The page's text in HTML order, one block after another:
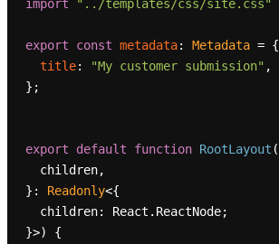
import
"../templates/css/site.css"
export const metadata: Metadata = {
title: "My customer submission" ,
};
export default function RootLayout (
}: Readonly<{
}>) {